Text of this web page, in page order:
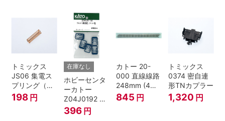
トミックス
JS06 集電ス
プリング（Ｌ
=7.5mm・4個
入） 鉄道模型
198 円
在庫なし
ホビーセンタ
ーカトー
Z04J0192 ク
モハ115 横須
賀色 ジャンパ
396 円
カトー 20-
000 直線線路
248mm (4本
入) Nゲージ
845 円
トミックス
0374 密自連
形TNカプラー
1,320 円